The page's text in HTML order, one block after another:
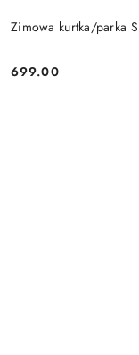
Zimowa kurtka/parka
Cena:
699.00